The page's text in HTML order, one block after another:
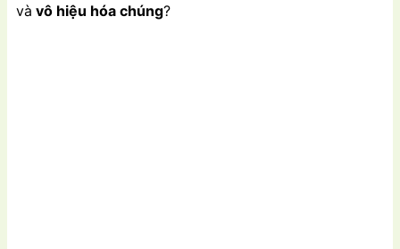
và vô hiệu hóa chúng?